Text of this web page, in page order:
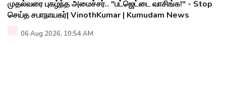
முதல்வரை புகழ்ந்த அமைச்சர்.. "பட்ஜெட்டை வாசிங்க!" - Stop
செய்த சபாநாயகர்| VinothKumar | Kumudam News
06 Aug 2026, 10:54 AM